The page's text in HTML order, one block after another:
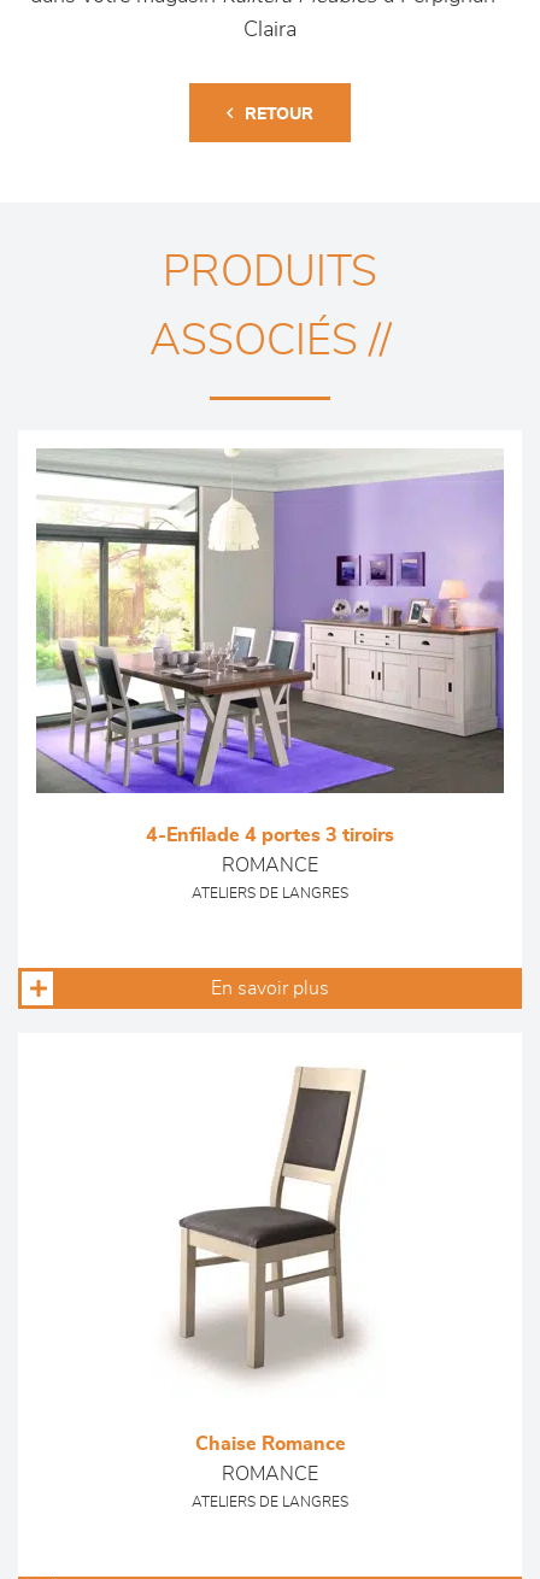
Claira
RETOUR
PRODUITS
ASSOCIÉS //
4-Enfilade 4 portes 3 tiroirs
ROMANCE
ATELIERS DE LANGRES
En savoir plus
Chaise Romance
ROMANCE
ATELIERS DE LANGRES